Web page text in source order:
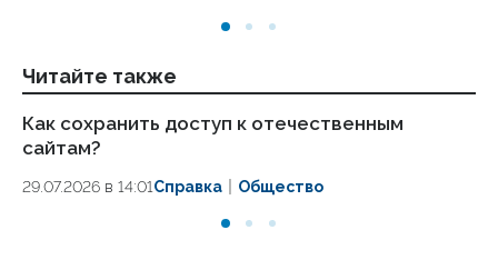
Читайте также
Как сохранить доступ к отечественным
сайтам?
29.07.2026 в 14:01Справка Общество